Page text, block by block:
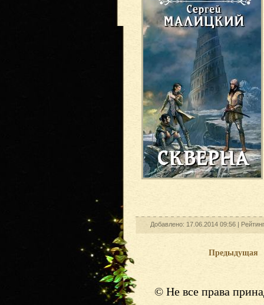
Добавлено: 17.06.2014 09:56 |
Предыдущая
© Не все права